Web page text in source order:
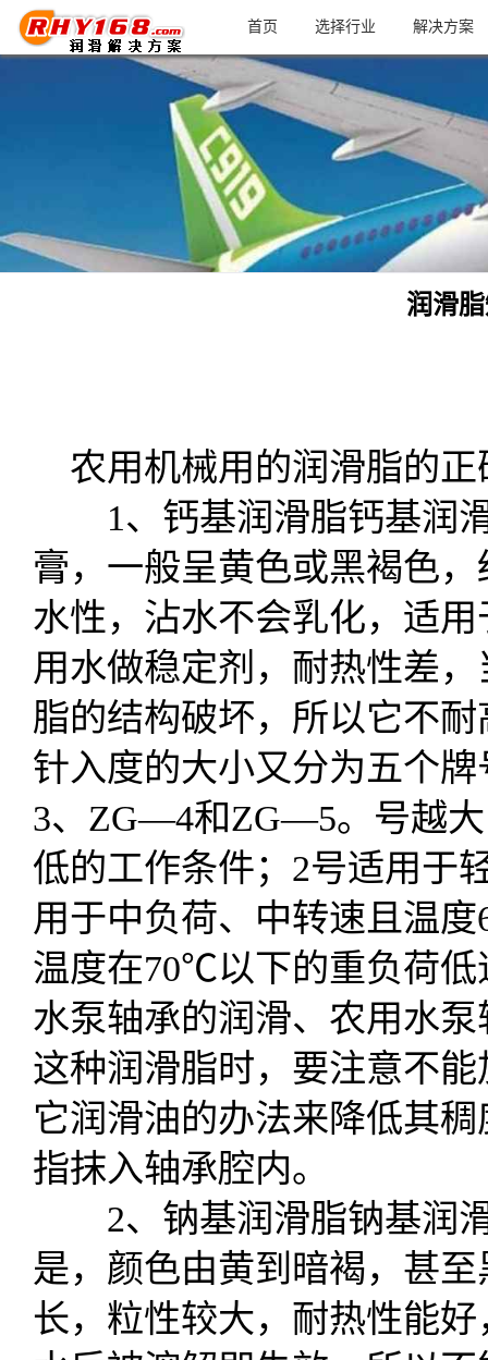
首页 选择行业 解决方案
润滑
农用机械用的润滑脂的正
1、钙基润滑脂钙基润滑
膏，一般呈黄色或黑褐色
水性，沾水不会乳化，适
用水做稳定剂，耐热性差
脂的结构破坏，所以它不
针入度的大小又分为五个
3、ZG—4和ZG—5。号越大
低的工作条件；2号适用于
用于中负荷、中转速且温
温度在70℃以下的重负荷
水泵轴承的润滑、农用水
这种润滑脂时，要注意不
它润滑油的办法来降低其
指抹入轴承腔内。
2、钠基润滑脂钠基润滑
是，颜色由黄到暗褐，甚
长，粒性较大，耐热性能